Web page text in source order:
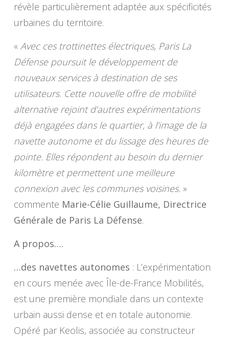
révèle particulièrement adaptée aux spécificités
urbaines du territoire.
« Avec ces trottinettes électriques, Paris La
Défense poursuit le développement de
nouveaux services à destination de ses
utilisateurs. Cette nouvelle offre de mobilité
alternative rejoint d’autres expérimentations
déjà engagées dans le quartier, à l’image de la
navette autonome et du lissage des heures de
pointe. Elles répondent au besoin du dernier
kilomètre et permettent une meilleure
connexion avec les communes voisines. »
commente Marie-Célie Guillaume, Directrice
Générale de Paris La Défense.
A propos….
…des navettes autonomes : L’expérimentation
en cours menée avec Île-de-France Mobilités,
est une première mondiale dans un contexte
urbain aussi dense et en totale autonomie.
Opéré par Keolis, associée au constructeur